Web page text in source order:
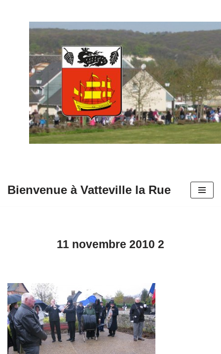
contenu
Bienvenue à Vatteville la Rue
11 novembre 2010 2